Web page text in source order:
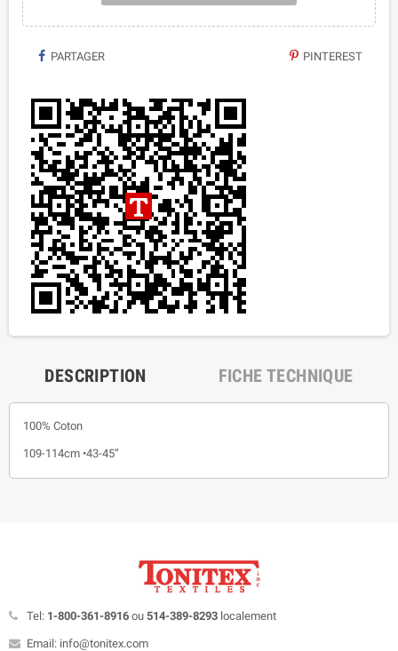
PARTAGER PINTEREST
DESCRIPTION FICHE TECHNIQUE
100% Coton
109-114cm •43-45”
Tel: 1-800-361-8916 ou 514-389-8293 localement
Email: info@tonitex.com